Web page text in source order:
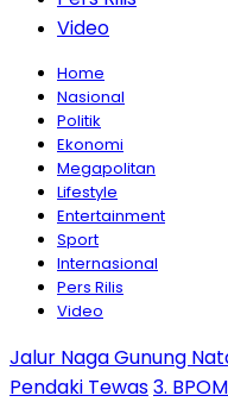
Video
Home
Nasional
Politik
Ekonomi
Megapolitan
Lifestyle
Entertainment
Sport
Internasional
Pers Rilis
Video
Jalur Naga Gunung
Pendaki Tewas3.